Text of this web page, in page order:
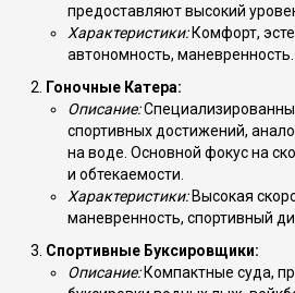
предоставляют высокий
Характеристики:Комфорт,
автономность, маневренность.
Гоночные Катера:
Описание:
спортивных достижений,
на воде. Основной фокус на
и обтекаемости.
Характеристики:Высокая
маневренность, спортивный
Спортивные Буксировщики:
Описание:Компактные суда,